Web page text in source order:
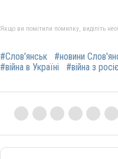
Якщо ви помітили помилку, виділіть
#Слов'янськ #новини
#війна в Україні
#війна з